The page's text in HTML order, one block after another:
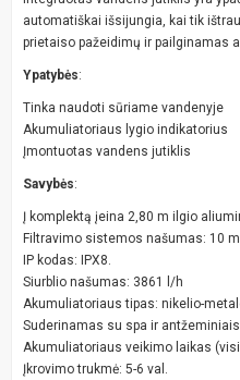
automatiškai išsijungia, kai tik
prietaiso pažeidimų ir pailginamas
Ypatybės:
Tinka naudoti sūriame vandenyje
Akumuliatoriaus lygio indikatorius
Įmontuotas vandens jutiklis
Savybės:
Į komplektą įeina 2,80 m ilgio
Filtravimo sistemos našumas: 10
IP kodas: IPX8.
Siurblio našumas: 3861 l/h
Akumuliatoriaus tipas: nikelio-
Suderinamas su spa ir
Akumuliatoriaus veikimo laikas
Įkrovimo trukmė: 5-6 val.